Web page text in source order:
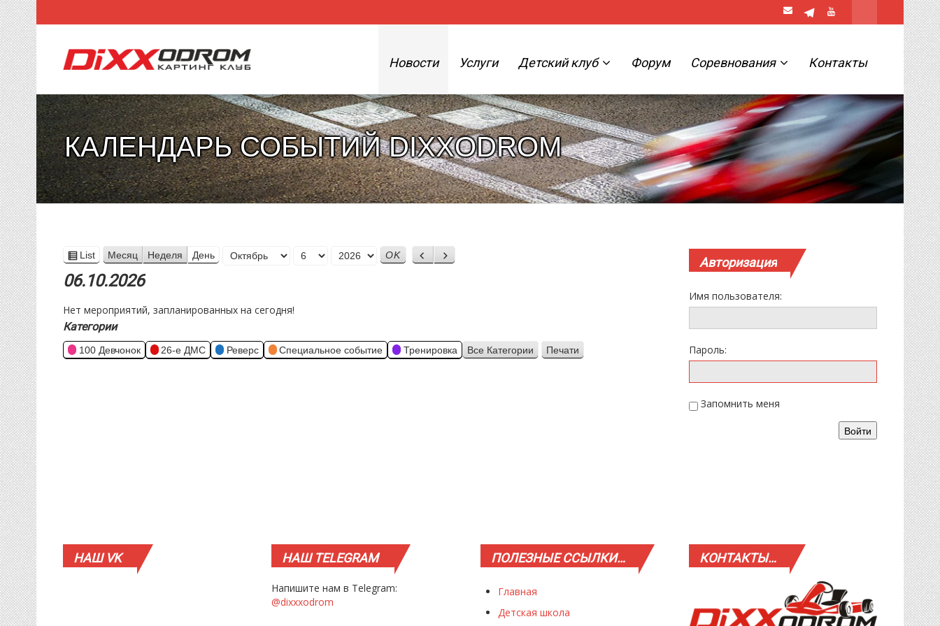
Новости Услуги Детский клуб Форум Соревнования Контакты
КАЛЕНДАРЬ СОБЫТИЙ DIXXODROM
View
as
List Месяц Неделя День
Месяц
Назад
Вперед
06.10.2026
Нет мероприятий, запланированных на сегодня!
Категории
100 Девчонок 26-е ДМС Реверс Специальное событие Тренировка Все Категории Просмотр
Печати
Авторизация
Имя пользователя:
Пароль:
Запомнить меня
Войти
НАШVK НАШTELEGRAM
Напишите нам в Telegram:
@dixxxodrom
ПОЛЕЗНЫЕССЫЛКИ…
Главная
Детская школа
КОНТАКТЫ…